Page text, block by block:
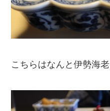
こちらはなんと伊勢海老